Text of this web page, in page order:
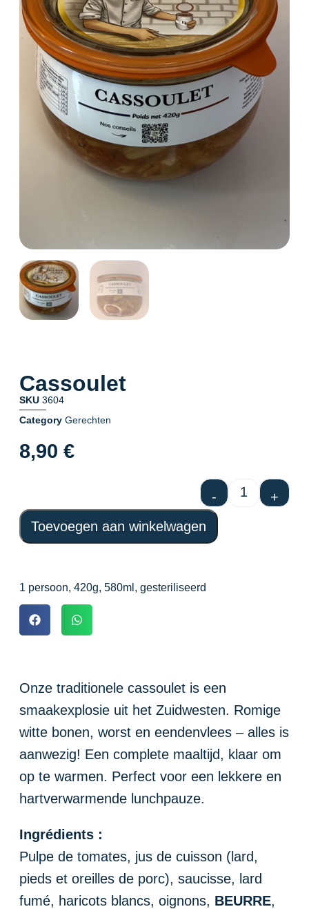
Cassoulet
SKU 3604
Category Gerechten
8,90 €
-
+
Toevoegen aan winkelwagen
1 persoon, 420g, 580ml, gesteriliseerd
Onze traditionele cassoulet is een
smaakexplosie uit het Zuidwesten. Romige
witte bonen, worst en eendenvlees – alles is
aanwezig! Een complete maaltijd, klaar om
op te warmen. Perfect voor een lekkere en
hartverwarmende lunchpauze.
Ingrédients :
Pulpe de tomates, jus de cuisson (lard,
pieds et oreilles de porc), saucisse, lard
fumé, haricots blancs, oignons, BEURRE,